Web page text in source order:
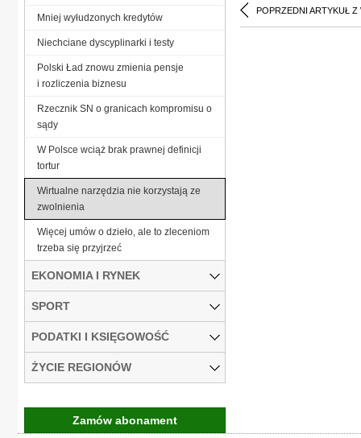
POPRZEDNI ARTYKUŁ Z
Mniej wyłudzonych kredytów
Niechciane dyscyplinarki i testy
Polski Ład znowu zmienia pensje
i rozliczenia biznesu
Rzecznik SN o granicach kompromisu o
sądy
W Polsce wciąż brak prawnej definicji
tortur
Wirtualne narzędzia nie korzystają ze
zwolnienia
Więcej umów o dzieło, ale to zleceniom
trzeba się przyjrzeć
EKONOMIA I RYNEK
SPORT
PODATKI I KSIĘGOWOŚĆ
ŻYCIE REGIONÓW
Zamów abonament